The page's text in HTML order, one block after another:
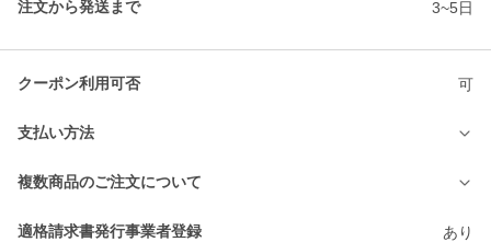
注文から発送まで 3~5日
クーポン利用可否 可
支払い方法
複数商品のご注文について
適格請求書発行事業者登録 あり